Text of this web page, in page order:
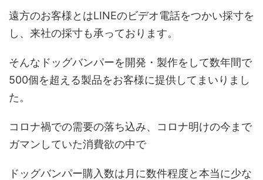
遠方のお客様とはLINEのビデオ電話をつかい採寸を
し、来社の採寸も承っております。
そんなドッグバンパーを開発・製作をして数年間で
500個を超える製品をお客様に提供してまいりまし
た。
コロナ禍での需要の落ち込み、コロナ明けの今まで
ガマンしていた消費欲の中で
ドッグバンパー購入数は月に数件程度と本当に少な